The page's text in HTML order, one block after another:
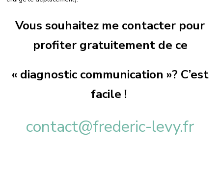
Vous souhaitez me contacter pour
profiter gratuitement de ce
« diagnostic communication »? C’est
facile !
contact@frederic-levy.fr